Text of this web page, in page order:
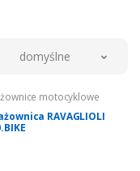
domyślne
motocyklowe
RAVAGLIOLI